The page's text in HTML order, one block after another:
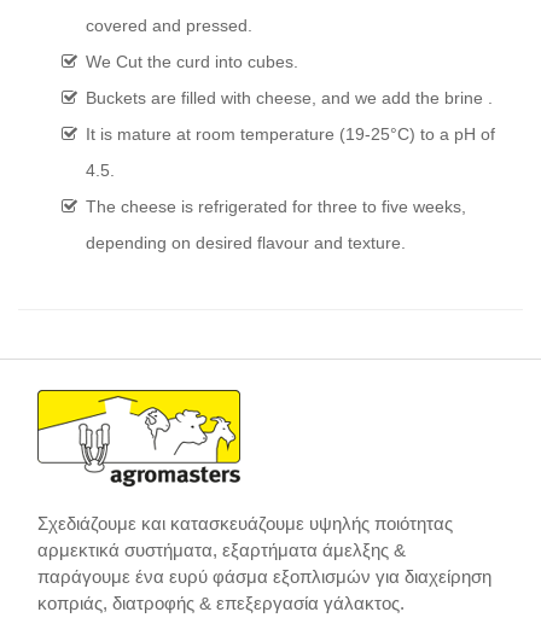
covered and pressed.
We Cut the curd into cubes.
Buckets are filled with cheese, and we add the brine .
It is mature at room temperature (19-25°C) to a pH of
4.5.
The cheese is refrigerated for three to five weeks,
depending on desired flavour and texture.
Σχεδιάζουμε και κατασκευάζουμε υψηλής ποιότητας
αρμεκτικά συστήματα, εξαρτήματα άμελξης &
παράγουμε ένα ευρύ φάσμα εξοπλισμών για διαχείρηση
κοπριάς, διατροφής & επεξεργασία γάλακτος.